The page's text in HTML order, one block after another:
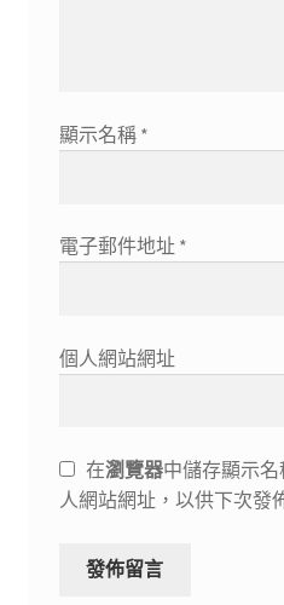
顯示名稱 *
電子郵件地址 *
個人網站網址
在瀏覽器中儲存顯示
人網站網址，以供下次發